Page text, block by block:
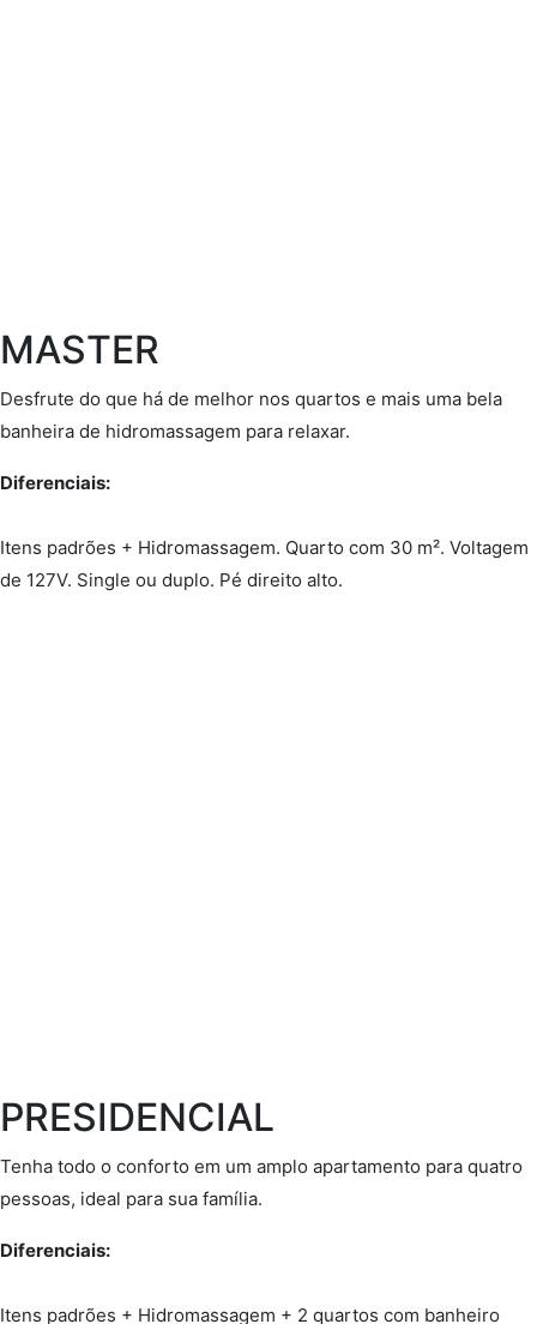
MASTER
Desfrute do que há de melhor nos quartos e mais uma bela
banheira de hidromassagem para relaxar.
Diferenciais:
Itens padrões + Hidromassagem. Quarto com 30 m². Voltagem
de 127V. Single ou duplo. Pé direito alto.
PRESIDENCIAL
Tenha todo o conforto em um amplo apartamento para quatro
pessoas, ideal para sua família.
Diferenciais:
Itens padrões + Hidromassagem + 2 quartos com banheiro